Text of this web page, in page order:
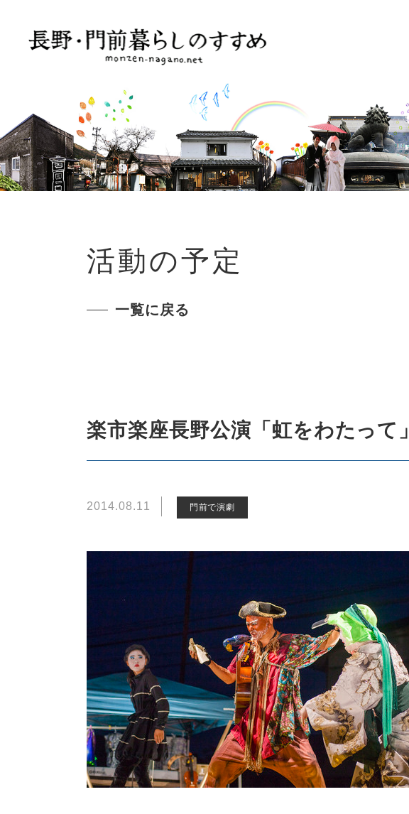
活動の予定
一覧に戻る
楽市楽座長野公演「虹をわたって」
2014.08.11 門前で演劇